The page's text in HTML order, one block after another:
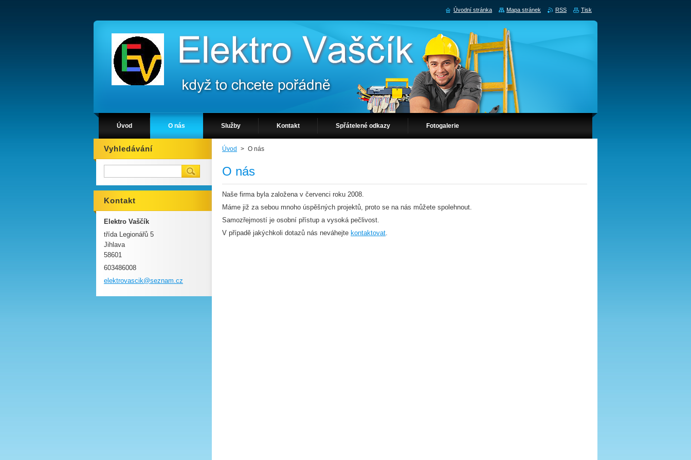
Úvod O nás Služby Kontakt Spřátelené odkazy Fotogalerie
Úvod > O nás
O nás
Naše firma byla založena v červenci roku 2008.
Máme již za sebou mnoho úspěšných projektů, proto se na nás můžete spolehnout.
Samozřejmostí je osobní přístup a vysoká pečlivost.
V případě jakýchkoli dotazů nás neváhejte kontaktovat.
Vyhledávání
Kontakt
Elektro Vaščík
třída Legionářů 5
Jihlava
58601
603486008
elektrovascik@seznam.cz
Úvodní stránka Mapa stránek RSS Tisk